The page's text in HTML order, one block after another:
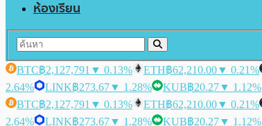
ห้องเรียน
BTC฿2,127,791 ▼ 0.13% ETH฿62,210.00▼ 0.21%
2.64%
LINK฿273.67▼ 1.28% KUB฿20.27▼ 1.12%
BTC฿2,127,791 ▼ 0.13% ETH฿62,210.00▼ 0.21%
2.64%
LINK฿273.67▼ 1.28% KUB฿20.27▼ 1.12%